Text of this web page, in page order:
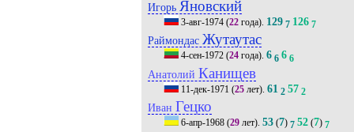
Игорь Яновский
3-авг-1974(22года). 129 7 126 7
Раймондас Жутаутас
4-сен-1972(24года). 6 6 6 6
Анатолий Канищев
11-дек-1971 (25лет). 61 2 57 2
Иван Гецко
6-апр-1968(29лет). 53(7) 7 52(7) 7